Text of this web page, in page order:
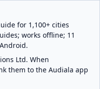
for 1,100+ cities
works offline; 11
Ltd. When
them to the Audiala app